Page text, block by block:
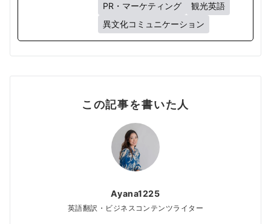
PR・マーケティング
観光英語
異文化コミュニケーション
この記事を書いた人
Ayana1225
英語翻訳・ビジネスコンテンツライター